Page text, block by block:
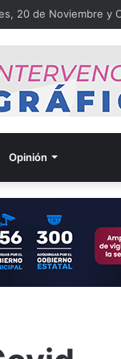
20 de Noviembre y
Opinión